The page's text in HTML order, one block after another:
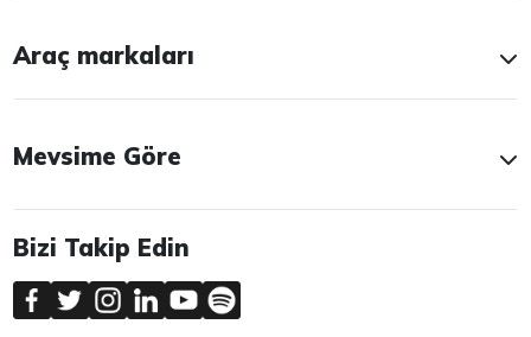
Araç markaları
Mevsime Göre
Bizi Takip Edin